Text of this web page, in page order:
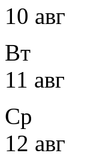
10 авг
Вт
11 авг
Ср
12 авг